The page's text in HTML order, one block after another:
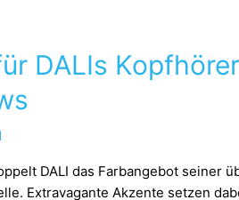
DALIs
DALI das Farbangebot seiner
Extravagante Akzente setzen